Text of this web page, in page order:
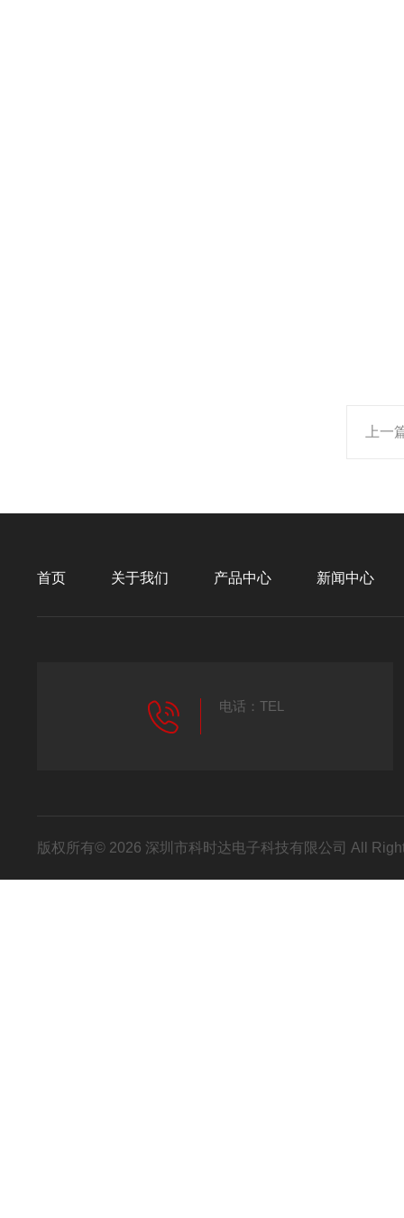
上一
首页 关于我们 产品中心 新闻中心
电话：TEL
版权所有© 2026 深圳市科时达电子科技有限公司 All